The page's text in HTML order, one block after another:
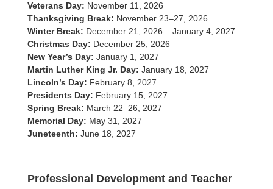
Veterans Day: November 11, 2026
Thanksgiving Break: November 23–27, 2026
Winter Break: December 21, 2026 – January 4, 2027
Christmas Day: December 25, 2026
New Year’s Day: January 1, 2027
Martin Luther King Jr. Day: January 18, 2027
Lincoln’s Day: February 8, 2027
Presidents Day: February 15, 2027
Spring Break: March 22–26, 2027
Memorial Day: May 31, 2027
Juneteenth: June 18, 2027
Professional Development and Teacher